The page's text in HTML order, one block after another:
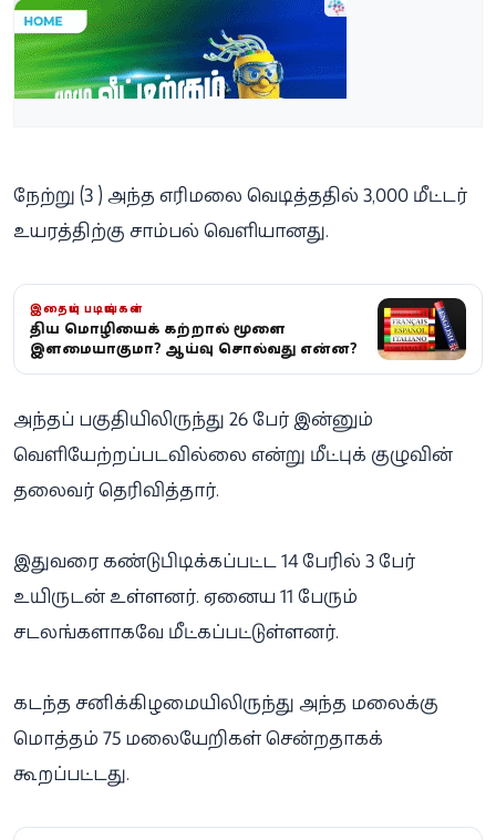
நேற்று (3 ) அந்த எரிமலை வெடித்ததில் 3,000 மீட்டர்
உயரத்திற்கு சாம்பல் வெளியானது.
இதையும் படியுங்கள்
புதிய மொழியைக் கற்றால் மூளை
இளமையாகுமா? ஆய்வு சொல்வது என்ன?
அந்தப் பகுதியிலிருந்து 26 பேர் இன்னும்
வெளியேற்றப்படவில்லை என்று மீட்புக் குழுவின்
தலைவர் தெரிவித்தார்.
இதுவரை கண்டுபிடிக்கப்பட்ட 14 பேரில் 3 பேர்
உயிருடன் உள்ளனர். ஏனைய 11 பேரும்
சடலங்களாகவே மீட்கப்பட்டுள்ளனர்.
கடந்த சனிக்கிழமையிலிருந்து அந்த மலைக்கு
மொத்தம் 75 மலையேறிகள் சென்றதாகக்
கூறப்பட்டது.